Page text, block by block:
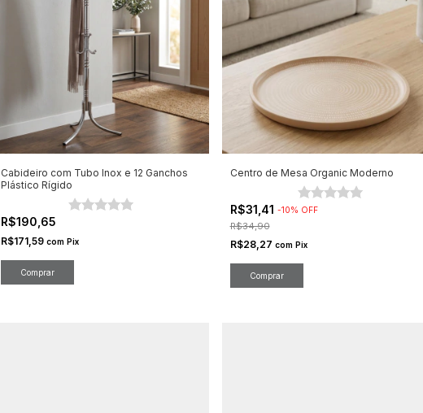
Cabideiro com Tubo Inox e 12 Ganchos
Plástico Rígido
R$190,65
R$171,59com Pix
Centro de Mesa Organic Moderno
R$31,41 -10% OFF
R$34,90
R$28,27 com Pix
Comprar